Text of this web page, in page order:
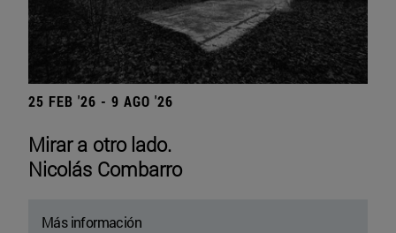
25 FEB '26 - 9 AGO '26
Mirar a otro lado.
Nicolás Combarro
Más información